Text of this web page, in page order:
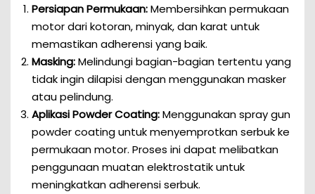
Persiapan Permukaan:Membersihkan permukaan
motor dari kotoran, minyak, dan karat untuk
memastikan adherensi yang baik.
Masking:Melindungi bagian-bagian tertentu yang
tidak ingin dilapisi dengan menggunakan masker
atau pelindung.
Aplikasi Powder Coating:Menggunakan spray gun
powder coating untuk menyemprotkan serbuk ke
permukaan motor. Proses ini dapat melibatkan
penggunaan muatan elektrostatik untuk
meningkatkan adherensi serbuk.